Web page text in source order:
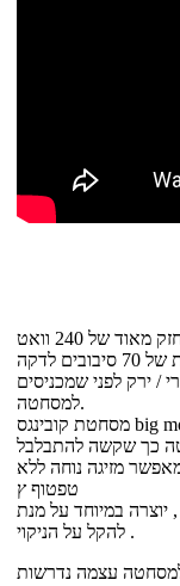
/ ירק לפני שמכניסים
למסחטה.
מסחטת קובינגס big mouth קלה להרכבה או פירוק ויש סימונים על גוף
מזיגה נוחה ללא
טפטוף ץ
במיוחד על מנת
להקל על הניקוי .
עצמה נדרשות